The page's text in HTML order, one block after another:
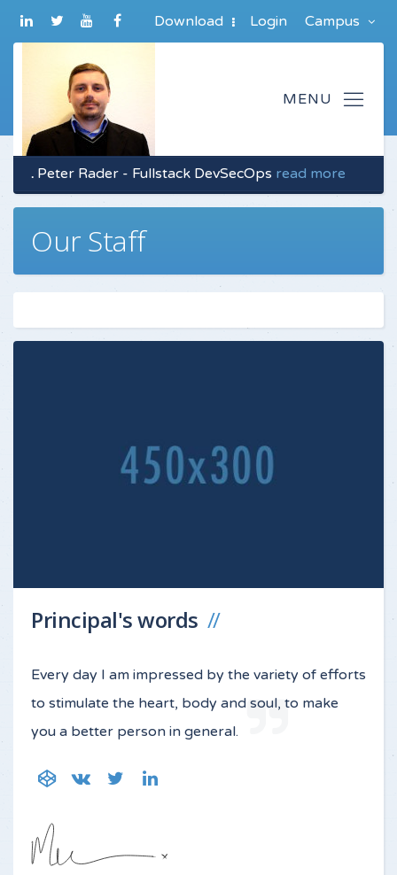
Campus
Download Login
. Peter Rader - Fullstack DevSecOps read more
Our Staff
Principal's words
Every day I am impressed by the variety of efforts
to stimulate the heart, body and soul, to make
you a better person in general.